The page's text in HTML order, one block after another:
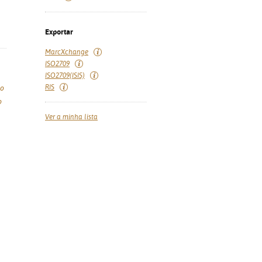
Exportar
MarcXchange
ISO2709
ISO2709(ISIS)
RIS
Ver a minha lista